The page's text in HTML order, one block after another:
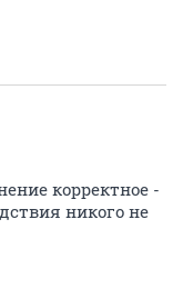
корректное -
никого не